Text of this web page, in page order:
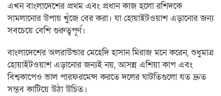
এখন বাংলাদেশের প্রথম এবং প্রধান কাজ হলো রশিদকে
সামলানোর উপায় খুঁজে বের করা। যা হোয়াইটওয়াশ এড়ানোর জন্য
সবচেয়ে বেশি গুরুত্বপূর্ণ।
বাংলাদেশের অলরাউন্ডার মেহেদি হাসান মিরাজ মনে করেন, শুধুমাত্র
হোয়াইটওয়াশ এড়ানোর জন্যই নয়, আসন্ন এশিয়া কাপ এবং
বিশ্বকাপেও ভাল পারফরমেন্স করতে দলের ঘাটতিগুলো যত দ্রুত
সম্ভব কাটিয়ে উঠা উচিত।